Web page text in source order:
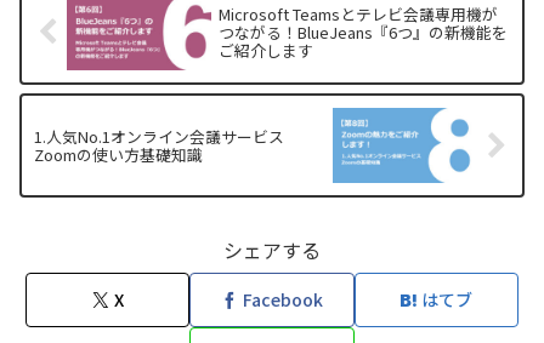
Microsoft Teamsとテレビ会議専用機が
つながる！BlueJeans『6つ』の新機能を
ご紹介します
1.人気No.1オンライン会議サービス
Zoomの使い方基礎知識
シェアする
X Facebook はてブ